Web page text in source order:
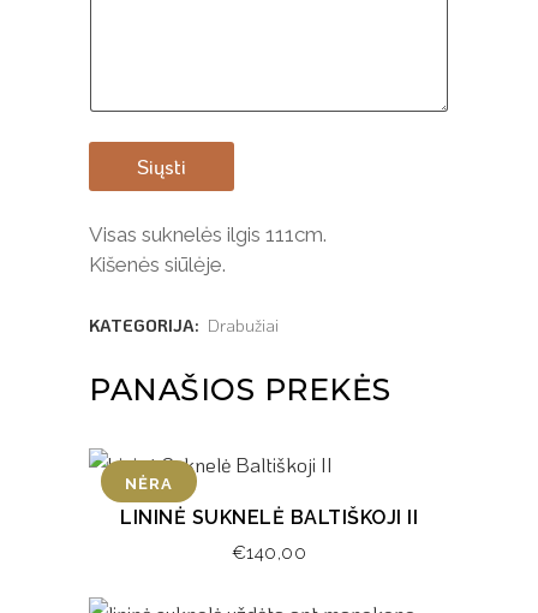
Siųsti
Visas suknelės ilgis 111cm.
Kišenės siūlėje.
KATEGORIJA: Drabužiai
PANAŠIOS PREKĖS
NĖRA
LININĖ SUKNELĖ BALTIŠKOJI II
€140,00